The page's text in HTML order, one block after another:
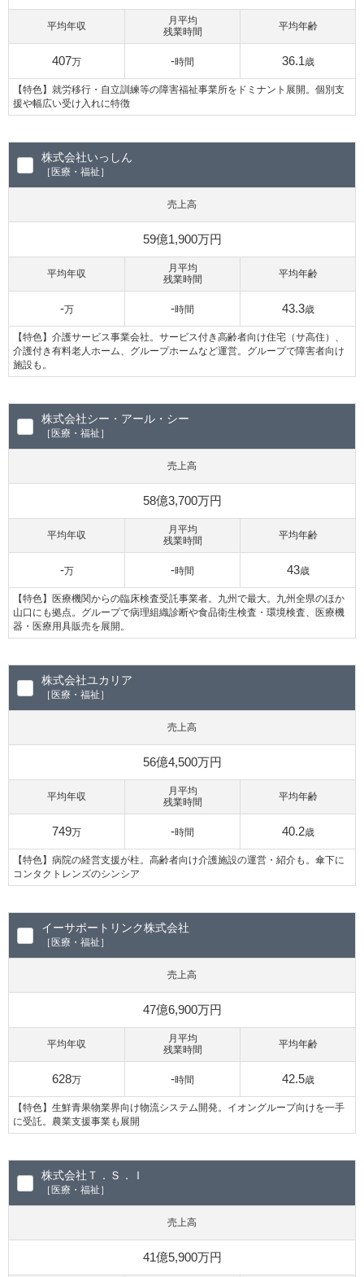
平均年収
407万
月平均
残業時間
-時間
平均年齢
36.1歳
【特色】就労移行・自立訓練等の障害福祉事業所をドミナント展開。個別支
援や幅広い受け入れに特徴
株式会社いっしん
［医療・福祉］
売上高
59億1,900万円
平均年収
-万
月平均
残業時間
-時間
平均年齢
43.3歳
【特色】介護サービス事業会社。サービス付き高齢者向け住宅（サ高住）、
介護付き有料老人ホーム、グループホームなど運営。グループで障害者向け
施設も。
株式会社シー・アール・シー
［医療・福祉］
売上高
58億3,700万円
平均年収
-万
月平均
残業時間
-時間
平均年齢
43歳
【特色】医療機関からの臨床検査受託事業者。九州で最大。九州全県のほか
山口にも拠点。グループで病理組織診断や食品衛生検査・環境検査、医療機
器・医療用具販売を展開。
株式会社ユカリア
［医療・福祉］
売上高
56億4,500万円
平均年収
749万
月平均
残業時間
-時間
平均年齢
40.2歳
【特色】病院の経営支援が柱。高齢者向け介護施設の運営・紹介も。傘下に
コンタクトレンズのシンシア
イーサポートリンク株式会社
［医療・福祉］
売上高
47億6,900万円
平均年収
628万
月平均
残業時間
-時間
平均年齢
42.5歳
【特色】生鮮青果物業界向け物流システム開発。イオングループ向けを一手
に受託。農業支援事業も展開
株式会社Ｔ．Ｓ．Ｉ
［医療・福祉］
売上高
41億5,900万円